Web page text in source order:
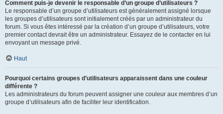
Comment puis-je devenir le responsable d’un groupe d’utilisateurs ?
Le responsable d’un groupe d’utilisateurs est généralement assigné lorsque
les groupes d’utilisateurs sont initialement créés par un administrateur du
forum. Si vous êtes intéressé par la création d’un groupe d’utilisateurs, votre
premier contact devrait être un administrateur. Essayez de le contacter en lui
envoyant un message privé.
Haut
Pourquoi certains groupes d’utilisateurs apparaissent dans une couleur
différente ?
Les administrateurs du forum peuvent assigner une couleur aux membres d’un
groupe d’utilisateurs afin de faciliter leur identification.